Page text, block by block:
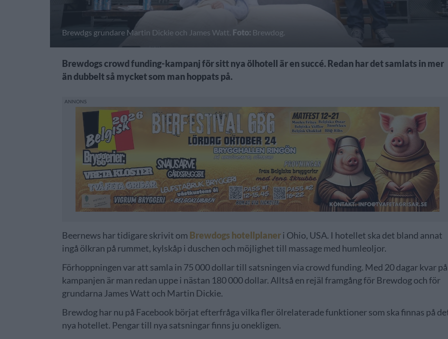
Brewdgs grundare Martin Dickie och James Watt. Foto: Brewdog.
Brewdogs crowd funding-kampanj för sitt nya ölhotell är en succé. Redan har det samlats in mer
än dubbelt så mycket som man hoppats på.
Beernews har tidigare skrivit om Brewdogs hotellplaneri Ohio, USA. I hotellet ska det bland annat
ingå ölkran på rummet, kylskåp i duschen och möjlighet till massage med humleoljor.
Förhoppningen var att samla in 75 000 dollar till satsningen via crowd funding. Med 20 dagar kvar på
kampanjen är man redan uppe i nästan 180 000 dollar. Alltså en rejäl framgång för Brewdog och för
grundarna James Watt och Martin Dickie.
Brewdog har nu på Facebook börjat efterfråga vilka fler ölrelaterade funktioner som ska finnas på
nya hotellet. Pengar till nya satsningar finns ju onekligen.